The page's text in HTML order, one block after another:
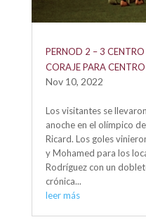
PERNOD 2 – 3
CORAJE PARA
Nov 10, 2022
Los visitantes se
anoche en el olímpico
Ricard. Los goles
y Mohamed para los
Rodríguez con un
crónica...
leer más